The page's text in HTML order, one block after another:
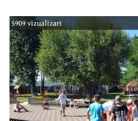
efecte pe termen lung.
5909 vizualizari